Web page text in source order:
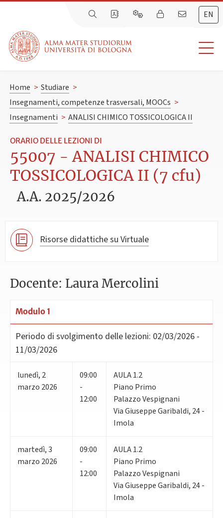
EN
Home > Studiare >
Insegnamenti, competenze trasversali, MOOCs >
Insegnamenti > ANALISI CHIMICO TOSSICOLOGICA II
ORARIO DELLE LEZIONI DI
55007 - ANALISI CHIMICO
TOSSICOLOGICA II (7 cfu)
A.A. 2025/2026
Risorse didattiche su Virtuale
Docente: Laura Mercolini
Modulo 1
Periodo di svolgimento delle lezioni: 02/03/2026 -
11/03/2026
lunedì, 2
marzo 2026
09:00
-
12:00
AULA 1.2
Piano Primo
Palazzo Vespignani
Via Giuseppe Garibaldi, 24 -
Imola
martedì,3
marzo 2026
09:00
-
12:00
AULA 1.2
Piano Primo
Palazzo Vespignani
Via Giuseppe Garibaldi, 24 -
Imola